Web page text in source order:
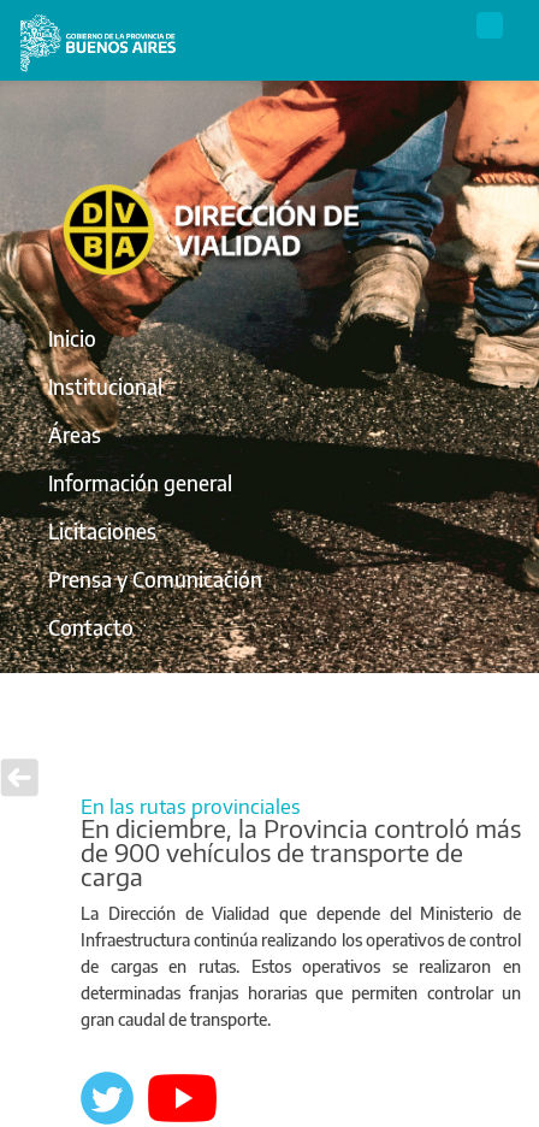
Inicio
Institucional
Áreas
Información general
Licitaciones
Prensa y Comunicación
Contacto
En las rutas provinciales
En diciembre, la Provincia controló más
de 900 vehículos de transporte de
carga
La Dirección de Vialidad que depende del Ministerio de
Infraestructura continúa realizando los operativos de control
de cargas en rutas. Estos operativos se realizaron en
determinadas franjas horarias que permiten controlar un
gran caudal de transporte.